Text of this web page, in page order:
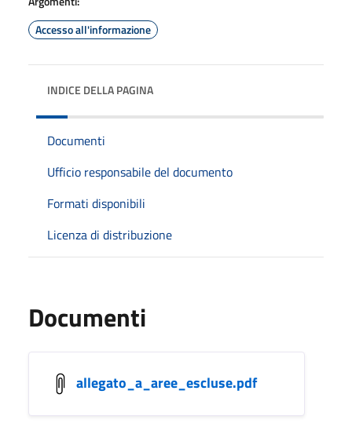
Accesso all'informazione
INDICE DELLA PAGINA
Documenti
Ufficio responsabile del documento
Formati disponibili
Licenza di distribuzione
Documenti
allegato_a_aree_escluse.pdf